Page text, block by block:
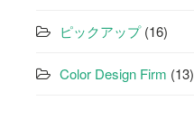
ピックアップ(16)
Color Design Firm (13)